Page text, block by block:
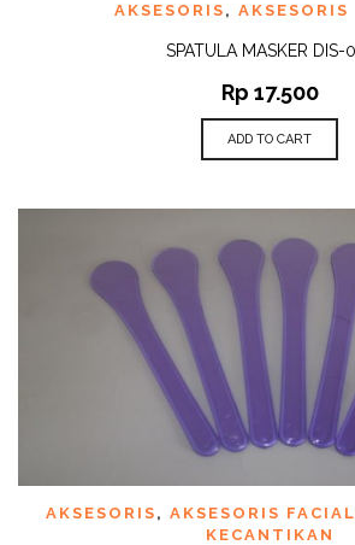
AKSESORIS , AKSESORIS
SPATULA MASKER DIS-
Rp 17.500
ADD TO CART
AKSESORIS , AKSESORIS FACIAL
KECANTIKAN